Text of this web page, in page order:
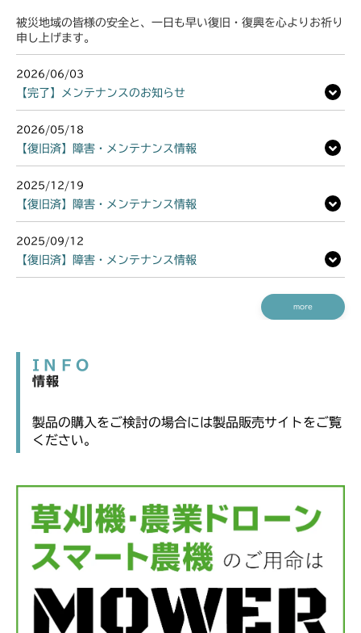
被災地域の皆様の安全と、一日も早い復旧・復興を心よりお祈り
申し上げます。
2026/06/03
【完了】メンテナンスのお知らせ
2026/05/18
【復旧済】障害・メンテナンス情報
2025/12/19
【復旧済】障害・メンテナンス情報
2025/09/12
【復旧済】障害・メンテナンス情報
more
INFO
情報
製品の購入をご検討の場合には製品販売サイトをご覧
ください。